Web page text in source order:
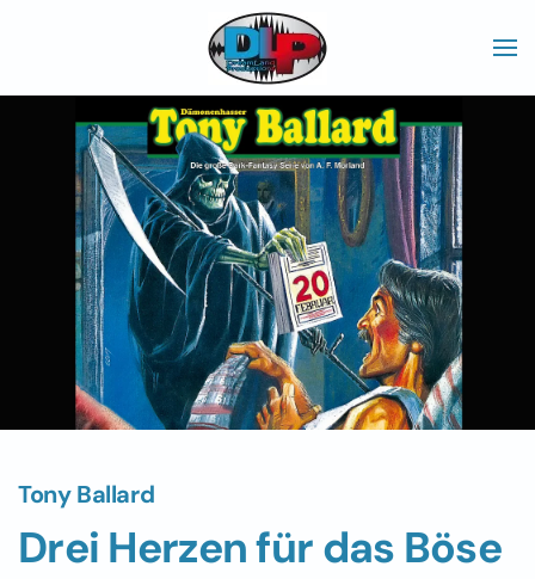
Skip to main content
Tony Ballard
Drei Herzen für das Böse